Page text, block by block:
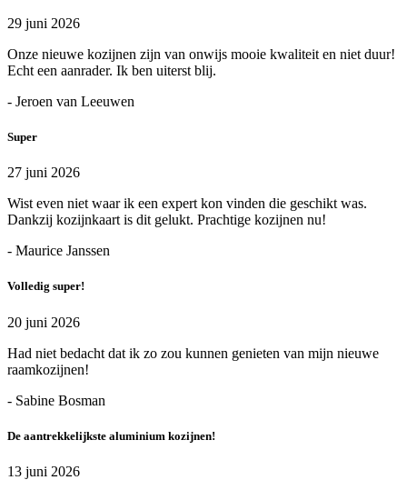
29 juni 2026
Onze nieuwe kozijnen zijn van onwijs mooie kwaliteit en niet duur!
Echt een aanrader. Ik ben uiterst blij.
- Jeroen van Leeuwen
Super
27 juni 2026
Wist even niet waar ik een expert kon vinden die geschikt was.
Dankzij kozijnkaart is dit gelukt. Prachtige kozijnen nu!
- Maurice Janssen
Volledig super!
20 juni 2026
Had niet bedacht dat ik zo zou kunnen genieten van mijn nieuwe
raamkozijnen!
- Sabine Bosman
De aantrekkelijkste aluminium kozijnen!
13 juni 2026